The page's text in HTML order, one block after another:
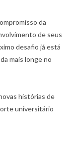
da
de seus
desafio já está
mais longe no
histórias de
universitário